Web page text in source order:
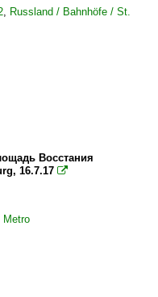
, Russland / Bahnhöfe / St.
Восстания
16.7.17 
Metro